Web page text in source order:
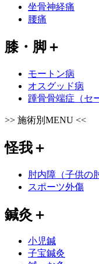
坐骨神経痛
腰痛
膝・脚＋
モートン病
オスグッド病
踵骨骨端症（セ
>> 施術別MENU <<
怪我＋
肘内障（子供の
スポーツ外傷
鍼灸 ＋
小児鍼
子宝鍼灸